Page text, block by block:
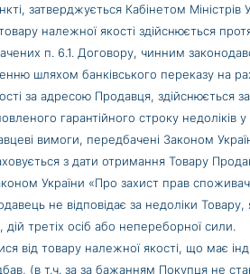
затверджується Кабінетом Міністрів
належної якості здійснюється
п. 6.1. Договору, чинним
шляхом банківського переказу на
за адресою Продавця, здійснюється
гарантійного строку
вимоги, передбачені Законом
з дати отримання Товару
України «Про захист прав
не відповідає за недоліки
третіх осіб або непереборної сили.
від товару належної якості, що має
(в т.ч. за за бажанням Покупця не